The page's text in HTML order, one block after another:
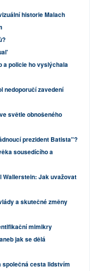
historie Malach
a policie ho vyslýchala
nedoporučí zavedení
světle obnošeného
prezident Batista"?
sousedícího a
Wallerstein: Jak uvažovat
a skutečné změny
mimikry
jak se dělá
společná cesta lidstvím